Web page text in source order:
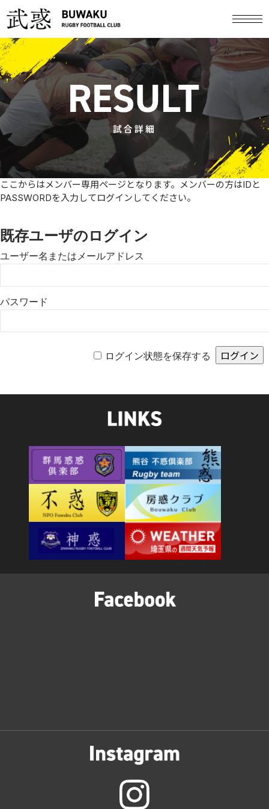
試合詳細
ここからはメンバー専用ページとなります。メンバーの方はIDと
PASSWORDを入力してログインしてください。
既存ユーザのログイン
ユーザー名またはメールアドレス
パスワード
ログイン状態を保存する